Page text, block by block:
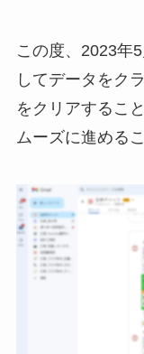
この度、2023年
してデータをク
をクリアするこ
ムーズに進める